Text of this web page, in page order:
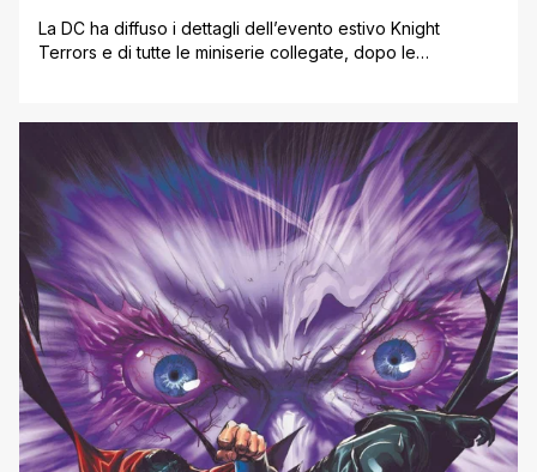
La DC ha diffuso i dettagli dell’evento estivo Knight
Terrors e di tutte le miniserie collegate, dopo le
nei mesi di luglio e agosto e sarà caratterizzato da una
serie di miniserie di due numeri, ognuna [']